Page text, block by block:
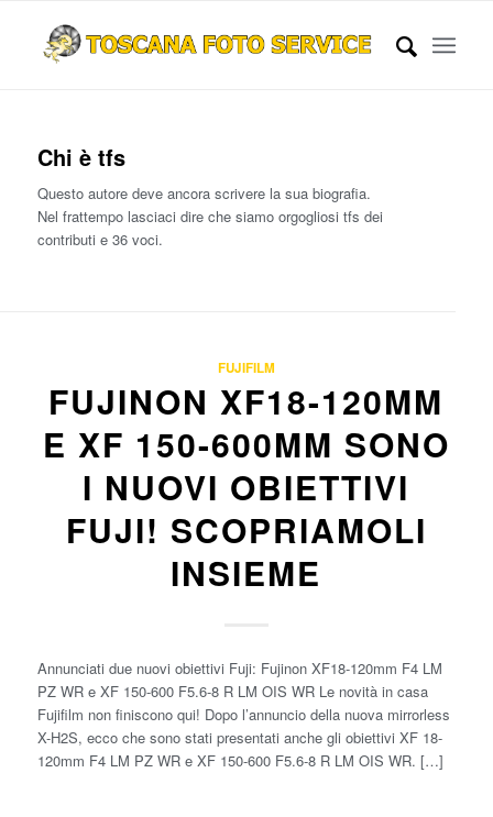
Chi è tfs
Questo autore deve ancora scrivere la sua biografia.
Nel frattempo lasciaci dire che siamo orgogliosi tfs dei
contributi e 36 voci.
FUJIFILM
FUJINON XF18-120MM
E XF 150-600MM SONO
I NUOVI OBIETTIVI
FUJI! SCOPRIAMOLI
INSIEME
Annunciati due nuovi obiettivi Fuji: Fujinon XF18-120mm F4 LM
PZ WR e XF 150-600 F5.6-8 R LM OIS WR Le novità in casa
Fujifilm non finiscono qui! Dopo l’annuncio della nuova mirrorless
X-H2S, ecco che sono stati presentati anche gli obiettivi XF 18-
120mm F4 LM PZ WR e XF 150-600 F5.6-8 R LM OIS WR. […]